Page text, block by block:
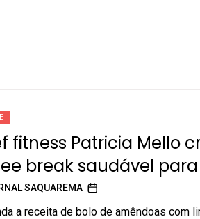
fitness Patricia Mello
break saudável
SAQUAREMA
a receita de bolo de amêndoas com